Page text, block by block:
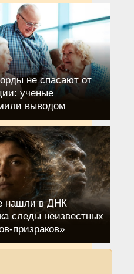
не спасают от
ученые
выводом
нашли в ДНК
следы неизвестных
призраков»